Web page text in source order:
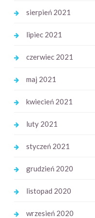
sierpień 2021
lipiec 2021
czerwiec 2021
maj 2021
kwiecień 2021
luty 2021
styczeń 2021
grudzień 2020
listopad 2020
wrzesień 2020